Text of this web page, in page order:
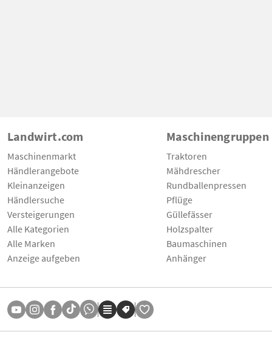
Landwirt.com
Maschinenmarkt
Händlerangebote
Kleinanzeigen
Händlersuche
Versteigerungen
Alle Kategorien
Alle Marken
Anzeige aufgeben
Maschinengruppen
Traktoren
Mähdrescher
Rundballenpressen
Pflüge
Güllefässer
Holzspalter
Baumaschinen
Anhänger